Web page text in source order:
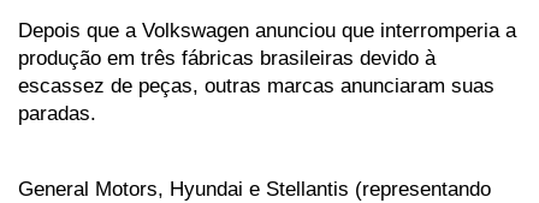
Depois que a Volkswagen anunciou que interromperia a
produção em três fábricas brasileiras devido à
escassez de peças, outras marcas anunciaram suas
paradas.
General Motors, Hyundai e Stellantis (representando